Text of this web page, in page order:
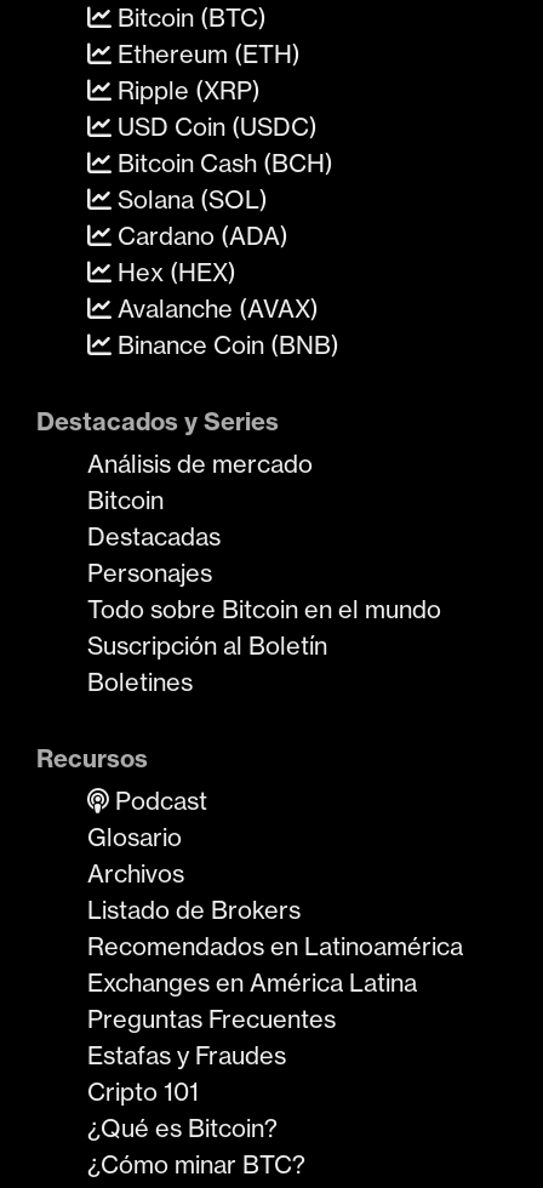
Bitcoin (BTC)
Ethereum (ETH)
Ripple (XRP)
USD Coin (USDC)
Bitcoin Cash (BCH)
Solana (SOL)
Cardano (ADA)
Hex (HEX)
Avalanche (AVAX)
Binance Coin (BNB)
Destacados y Series
Análisis de mercado
Bitcoin
Destacadas
Personajes
Todo sobre Bitcoin en el mundo
Suscripción al Boletín
Boletines
Recursos
Podcast
Glosario
Archivos
Listado de Brokers
Recomendados en Latinoamérica
Exchanges en América Latina
Preguntas Frecuentes
Estafas y Fraudes
Cripto 101
¿Qué es Bitcoin?
¿Cómo minar BTC?